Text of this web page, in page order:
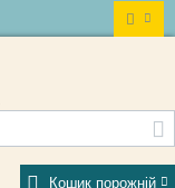
Кошик порожній